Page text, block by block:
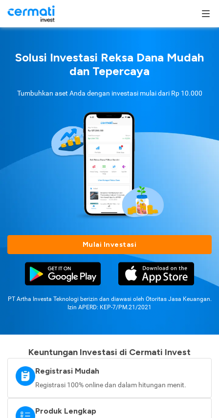
Solusi Investasi Reksa Dana Mudah
dan Tepercaya
Tumbuhkan aset Anda dengan investasi mulai dari Rp 10.000
Mulai Investasi
PT Artha Investa Teknologi berizin dan diawasi oleh Otoritas Jasa Keuangan.
Izin APERD: KEP-7/PM.21/2021
Keuntungan Investasi di Cermati Invest
Registrasi Mudah
Registrasi 100% online dan dalam hitungan menit.
Produk Lengkap